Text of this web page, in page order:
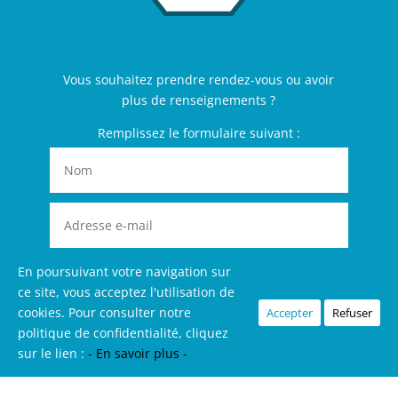
Vous souhaitez prendre rendez-vous ou avoir
plus de renseignements ?
Remplissez le formulaire suivant :
En poursuivant votre navigation sur
ce site, vous acceptez l'utilisation de
cookies. Pour consulter notre
politique de confidentialité, cliquez
sur le lien : - En savoir plus -
Accepter Refuser